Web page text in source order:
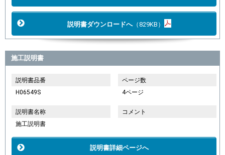
説明書ダウンロードへ（829KB）
施工説明書
説明書品番
H06549S
ページ数
4ページ
説明書名称
施工説明書
コメント
説明書詳細ページへ